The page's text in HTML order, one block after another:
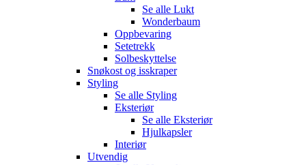
Se alle Lukt
Wonderbaum
Oppbevaring
Setetrekk
Solbeskyttelse
Snøkost og isskraper
Styling
Se alle Styling
Eksteriør
Se alle Eksteriør
Hjulkapsler
Interiør
Utvendig